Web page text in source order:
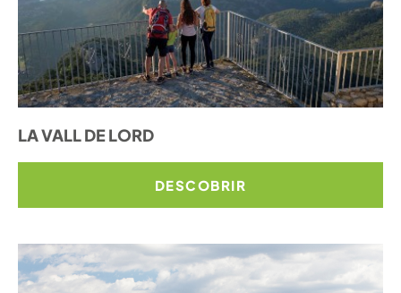
LA VALL DE LORD
DESCOBRIR